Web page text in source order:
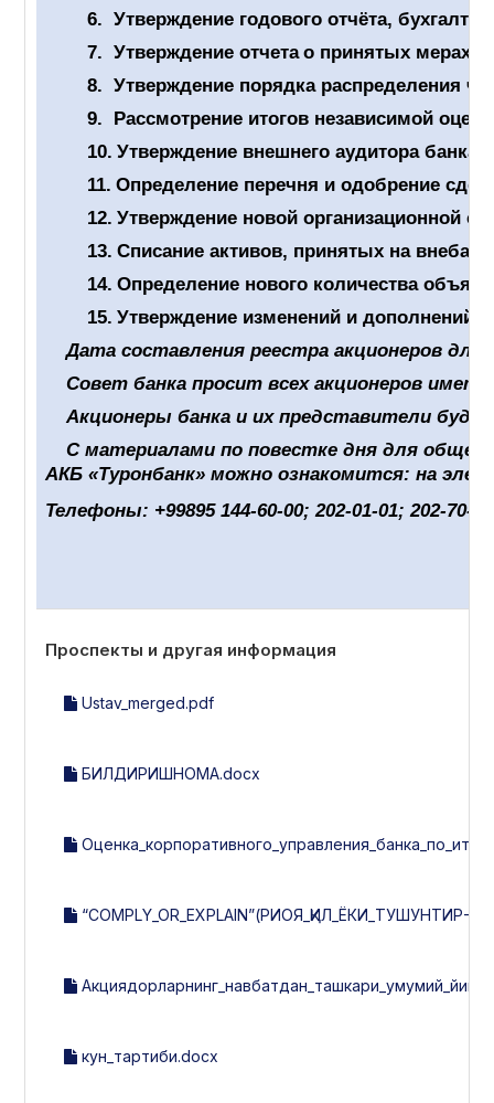
6. Утверждение годового отчёта,
7. Утверждение отчета о принятых мерах
8. Утверждение порядка распределения
9. Рассмотрение итогов независимой
10. Утверждение внешнего аудитора банка
11. Определение перечня и одобрение
12. Утверждение новой организационной
13. Списание активов, принятых на
14. Определение нового количества
15. Утверждение изменений и дополнений,
Дата составления реестра акционеров для
Совет банка просит всех акционеров
Акционеры банка и их представители
С материалами по повестке дня для
АКБ «Туронбанк» можно ознакомится: на
Телефоны: +99895 144-60-00; 202-01-01; 202-70-
Проспекты и другая информация
Ustav_merged.pdf
БИЛДИРИШНОМА.docx
“COMPLY_OR_EXPLAIN”(РИОЯ_ҚИЛ_ЁКИ_ТУШУНТИР-
кун_тартиби.docx